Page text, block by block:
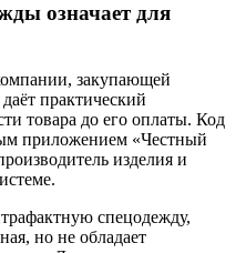
означает для
закупающей
практический
товара до его оплаты. Код
приложением «Честный
изделия и
спецодежду,
но не обладает